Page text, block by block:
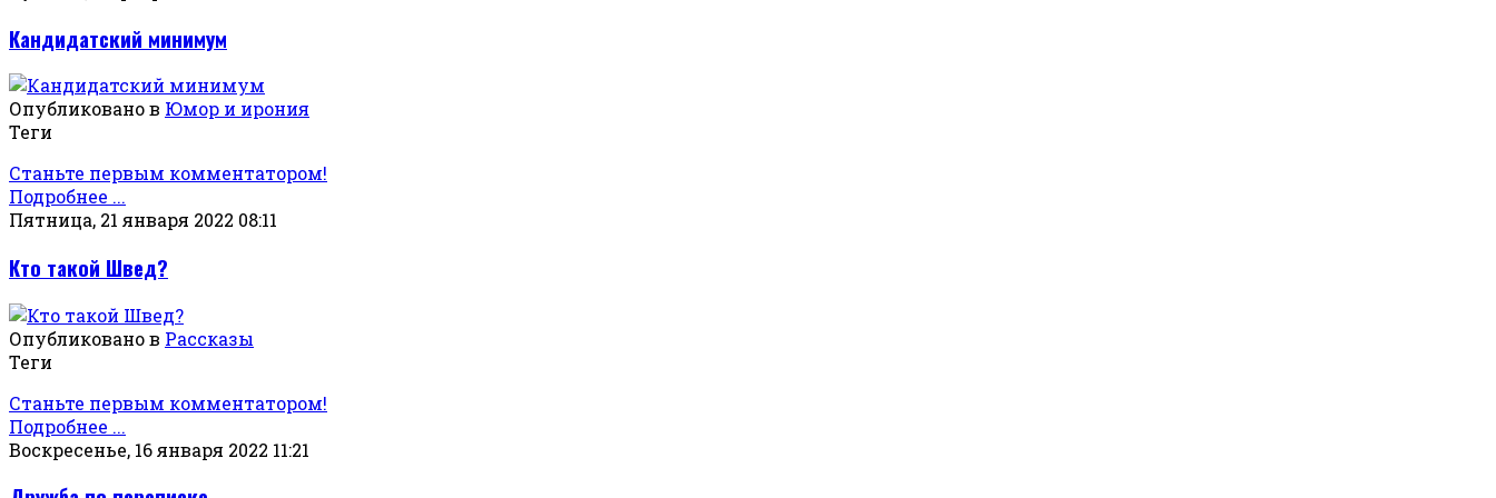
Кандидатский минимум
Опубликовано в Юмор и ирония
Теги
Станьте первым комментатором!
Подробнее ...
Пятница, 21 января 2022 08:11
Кто такой Швед?
Опубликовано в Рассказы
Теги
Станьте первым комментатором!
Подробнее ...
Воскресенье, 16 января 2022 11:21